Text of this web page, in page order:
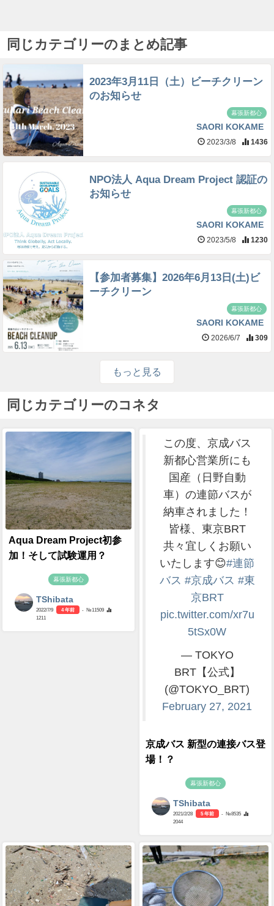
同じカテゴリーのまとめ記事
2023年3月11日（土）ビーチクリーン
のお知らせ
幕張新都心
SAORI KOKAME
2023/3/8 1436
NPO法人 Aqua Dream Project 認証の
お知らせ
幕張新都心
SAORI KOKAME
2023/5/8 1230
【参加者募集】2026年6月13日(土)ビ
ーチクリーン
幕張新都心
SAORI KOKAME
2026/6/7 309
もっと見る
同じカテゴリーのコネタ
Aqua Dream Project初参
加！そして試験運用？
幕張新都心
TShibata
2022/7/9 4 年前
- №11509
1211
この度、京成バス
新都心営業所にも
国産（日野自動
車）の連節バスが
納車されました！
皆様、東京BRT
共々宜しくお願い
いたします😊#連節
バス #京成バス #東
京BRT
pic.twitter.com/xr7u
5tSx0W
— TOKYO
BRT【公式】
(@TOKYO_BRT)
February 27, 2021
京成バス 新型の連接バス登
場！？
幕張新都心
TShibata
2021/2/28 5 年前
- №8535
2044